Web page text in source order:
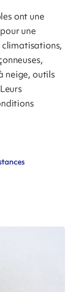
ont une
une
neige, outils